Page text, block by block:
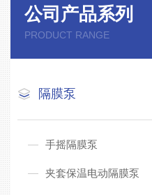
公司产品系列
PRODUCT RANGE
隔膜泵
手摇隔膜泵
夹套保温电动隔膜泵